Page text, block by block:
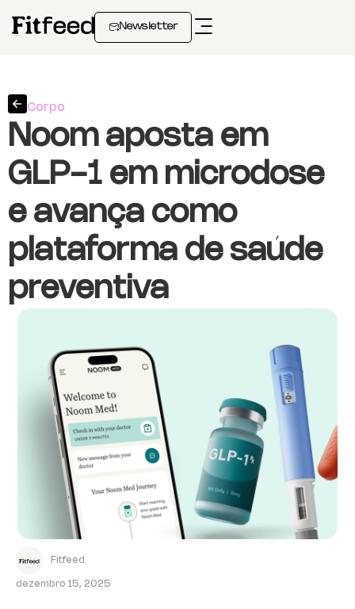
Newsletter
Corpo
Noom aposta em
GLP-1 em microdose
e avança como
plataforma de saúde
preventiva
Fitfeed
dezembro 15, 2025